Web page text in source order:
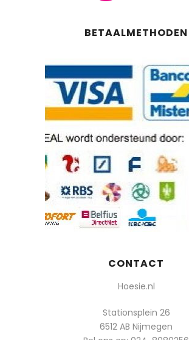
BETAALMETHODEN
CONTACT
Hoesie.nl
Stationsplein 26
6512 AB Nijmegen